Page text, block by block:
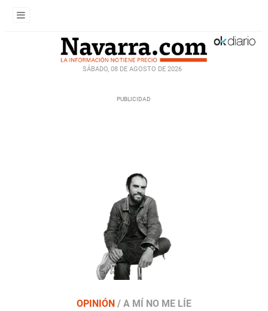
SÁBADO, 08 DE AGOSTO DE 2026
OPINIÓN / A MÍ NO ME LÍE